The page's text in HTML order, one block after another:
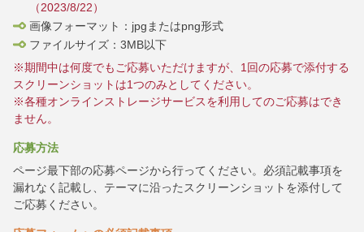
（2023/8/22）
画像フォーマット：jpgまたはpng形式
ファイルサイズ：3MB以下
※期間中は何度でもご応募いただけますが、1回の応募で添付する
スクリーンショットは1つのみとしてください。
※各種オンラインストレージサービスを利用してのご応募はでき
ません。
応募方法
ページ最下部の応募ページから行ってください。必須記載事項を
漏れなく記載し、テーマに沿ったスクリーンショットを添付して
ご応募ください。